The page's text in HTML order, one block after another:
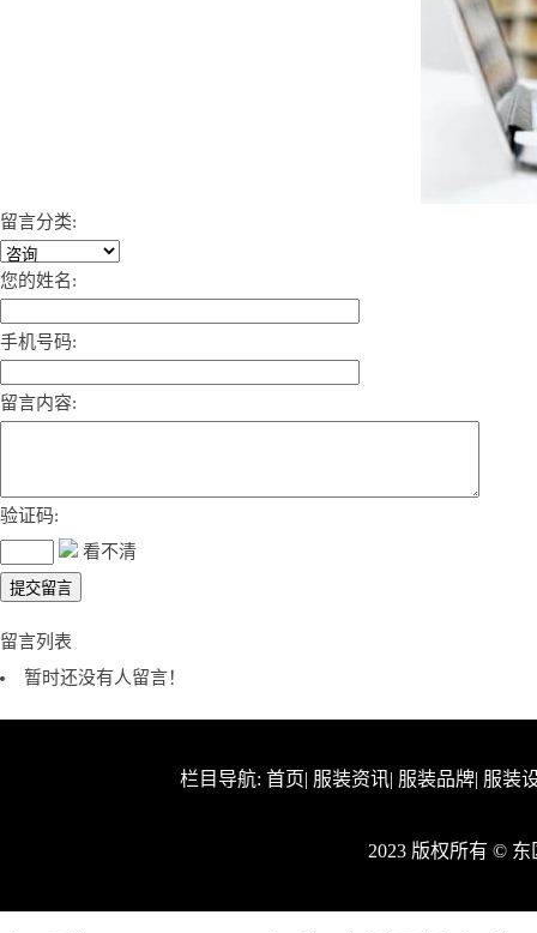
留言分类:
您的姓名:
手机号码:
留言内容:
验证码:
看不清
留言列表
暂时还没有人留言！
栏目导航: 首页| 服装资讯| 服装品牌| 服装
2023 版权所有 ©